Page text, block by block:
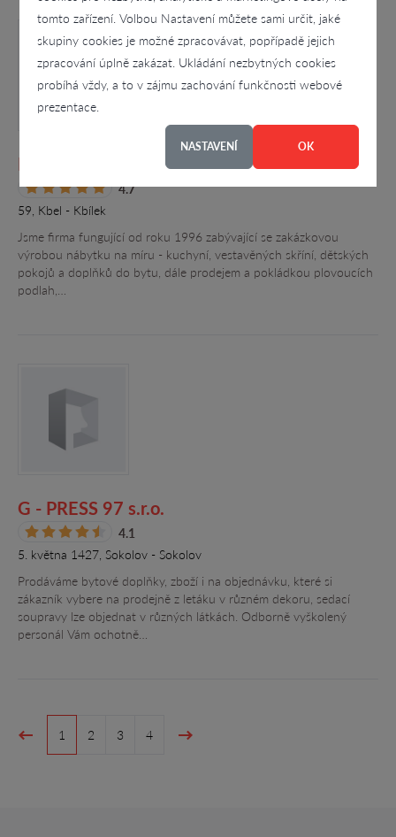
tomto zařízení. Volbou Nastavení můžete sami určit, jaké
skupiny cookies je možné zpracovávat, popřípadě jejich
zpracování úplně zakázat. Ukládání nezbytných cookies
probíhá vždy, a to v zájmu zachování funkčnosti webové
prezentace.
NASTAVENÍ OK
Miroslav Vondráček
4.7
59, Kbel - Kbílek
Jsme firma fungující od roku 1996 zabývající se zakázkovou
výrobou nábytku na míru - kuchyní, vestavěných skříní, dětských
pokojů a doplňků do bytu, dále prodejem a pokládkou plovoucích
podlah,…
G - PRESS 97 s.r.o.
4.1
5. května 1427, Sokolov - Sokolov
Prodáváme bytové doplňky, zboží i na objednávku, které si
zákazník vybere na prodejně z letáku v různém dekoru, sedací
soupravy lze objednat v různých látkách. Odborně vyškolený
personál Vám ochotně…
1 2 3 4